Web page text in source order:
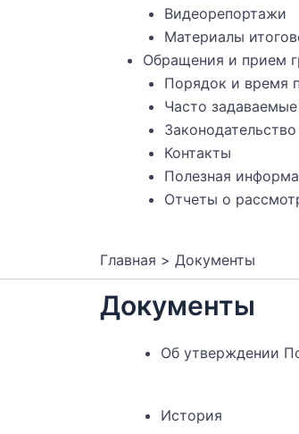
Видеорепортажи
Материалы
Обращения и прием
Порядок и время
Часто
Законодательство
Контакты
Полезная
Отчеты о
Главная Документы
Документы
Об утверждении
История